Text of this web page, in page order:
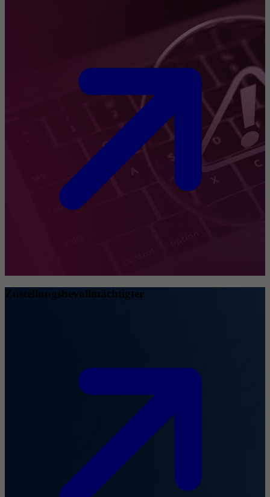
Zustellungsbevollmächtigter